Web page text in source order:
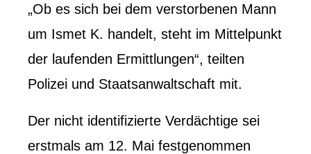
„Ob es sich bei dem verstorbenen Mann
um Ismet K. handelt, steht im Mittelpunkt
der laufenden Ermittlungen“, teilten
Polizei und Staatsanwaltschaft mit.
Der nicht identifizierte Verdächtige sei
erstmals am 12. Mai festgenommen